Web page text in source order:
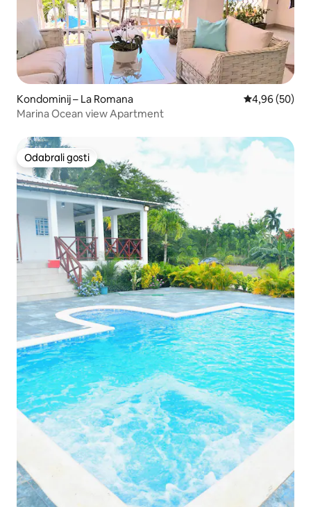
Kondominij – La Romana Prosječna
4,96 (50)
Marina Ocean view Apartment
Odabrali gosti
Odabrali gosti